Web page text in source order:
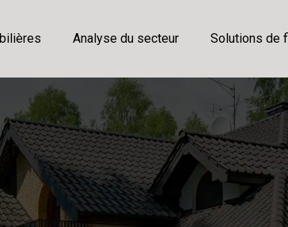
Analyse du secteur Solutions de